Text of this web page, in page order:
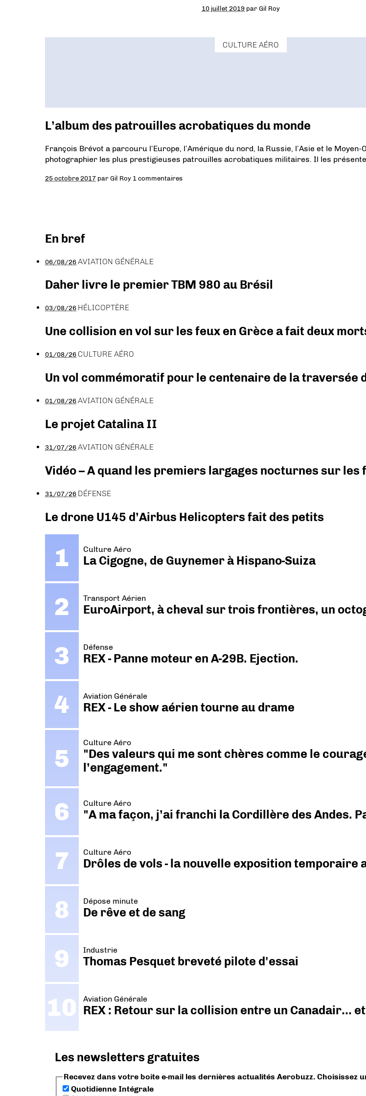
10 juillet 2019 parGil Roy
CULTURE AÉRO
L’album des patrouilles acrobatiques du monde
François Brévot a parcouru l’Europe, l’Amérique du nord, la Russie, l’Asie et le
photographier les plus prestigieuses patrouilles acrobatiques militaires. Il les
25 octobre 2017 parGil Roy 1 commentaires
En bref
06/08/26AVIATION GÉNÉRALE
Daher livre le premier TBM 980 au Brésil
03/08/26 HÉLICOPTÈRE
Une collision en vol sur les feux en Grèce a fait deux
01/08/26 CULTURE AÉRO
Un vol commémoratif pour le centenaire de la traversée
01/08/26AVIATION GÉNÉRALE
Le projet Catalina II
31/07/26AVIATION GÉNÉRALE
Vidéo – A quand les premiers largages nocturnes sur les
31/07/26 DÉFENSE
Le drone U145 d’Airbus Helicopters fait des petits
Culture Aéro
La Cigogne, de Guynemer à Hispano-Suiza
Transport Aérien
EuroAirport, à cheval sur trois frontières, un
Défense
REX - Panne moteur en A-29B. Ejection.
Aviation Générale
REX - Le show aérien tourne au drame
Culture Aéro
"Des valeurs qui me sont chères comme le
l’engagement."
Culture Aéro
"A ma façon, j’ai franchi la Cordillère des Andes.
Culture Aéro
Drôles de vols - la nouvelle exposition temporaire
Dépose minute
De rêve et de sang
Industrie
Thomas Pesquet breveté pilote d'essai
Aviation Générale
REX : Retour sur la collision entre un Canadair…
Les newsletters gratuites
Recevez dans votre boite e-mail les dernières actualités Aerobuzz. Choisissez
Quotidienne Intégrale